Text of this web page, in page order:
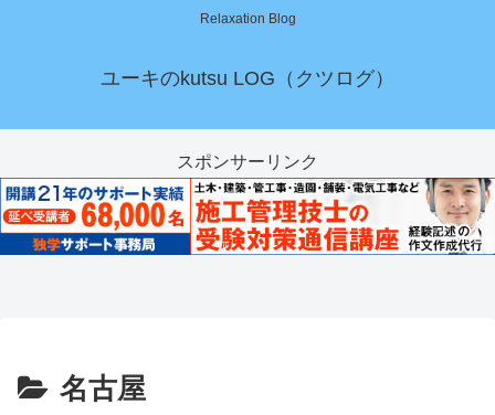
Relaxation Blog
ユーキのkutsu LOG（クツログ）
スポンサーリンク
名古屋